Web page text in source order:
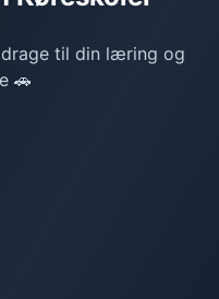
til din læring og
🚗